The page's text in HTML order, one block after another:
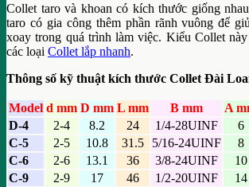
Collet taro và khoan có kích thước giống
taro có gia công thêm phần rãnh vuông để
xoay trong quá trình làm việc. Kiểu Collet
các loại Collet lắp nhanh.
Thông số kỹ thuật kích thước Collet Đài
Model d mm D mm L mm B mm
A
D-4
2-4 8.2 24 1/4-28UINF
6
C-5
2-5 10.8 31.5 5/16-24UINF
8
C-6
2-6 13.1 36 3/8-24UINF
10
C-9
2-9 17 46 1/2-20UINF
14